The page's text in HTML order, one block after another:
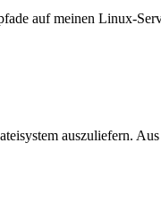
auf meinen Linux-
auszuliefern.